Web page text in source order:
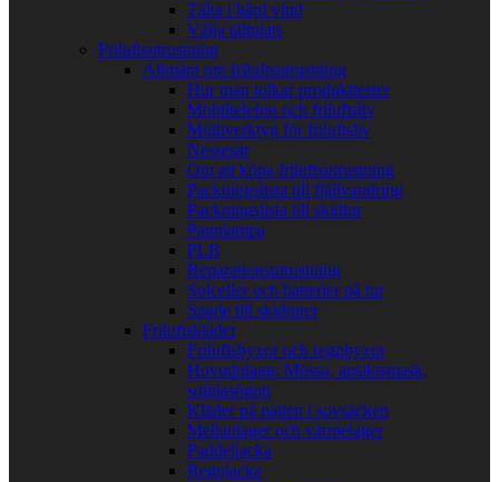
Tälta i hård vind
Välja tältplats
Friluftsutrustning
Allmänt om friluftsutrustning
Hur man tolkar produkttester
Mobiltelefon och friluftsliv
Multiverktyg för friluftsliv
Nessesär
Om att köpa friluftsutrustning
Packningslista till fjällvandring
Packningslista till skidtur
Pannlampa
PLB
Reparationsutrustning
Solceller och batterier på tur
Spade till skidturer
Friluftskläder
Friluftsbyxor och regnbyxor
Huvudplagg: Mössa, ansiktsmask,
solglasögon
Kläder på natten i sovsäcken
Mellanlager och värmelager
Paddeljacka
Regnjacka